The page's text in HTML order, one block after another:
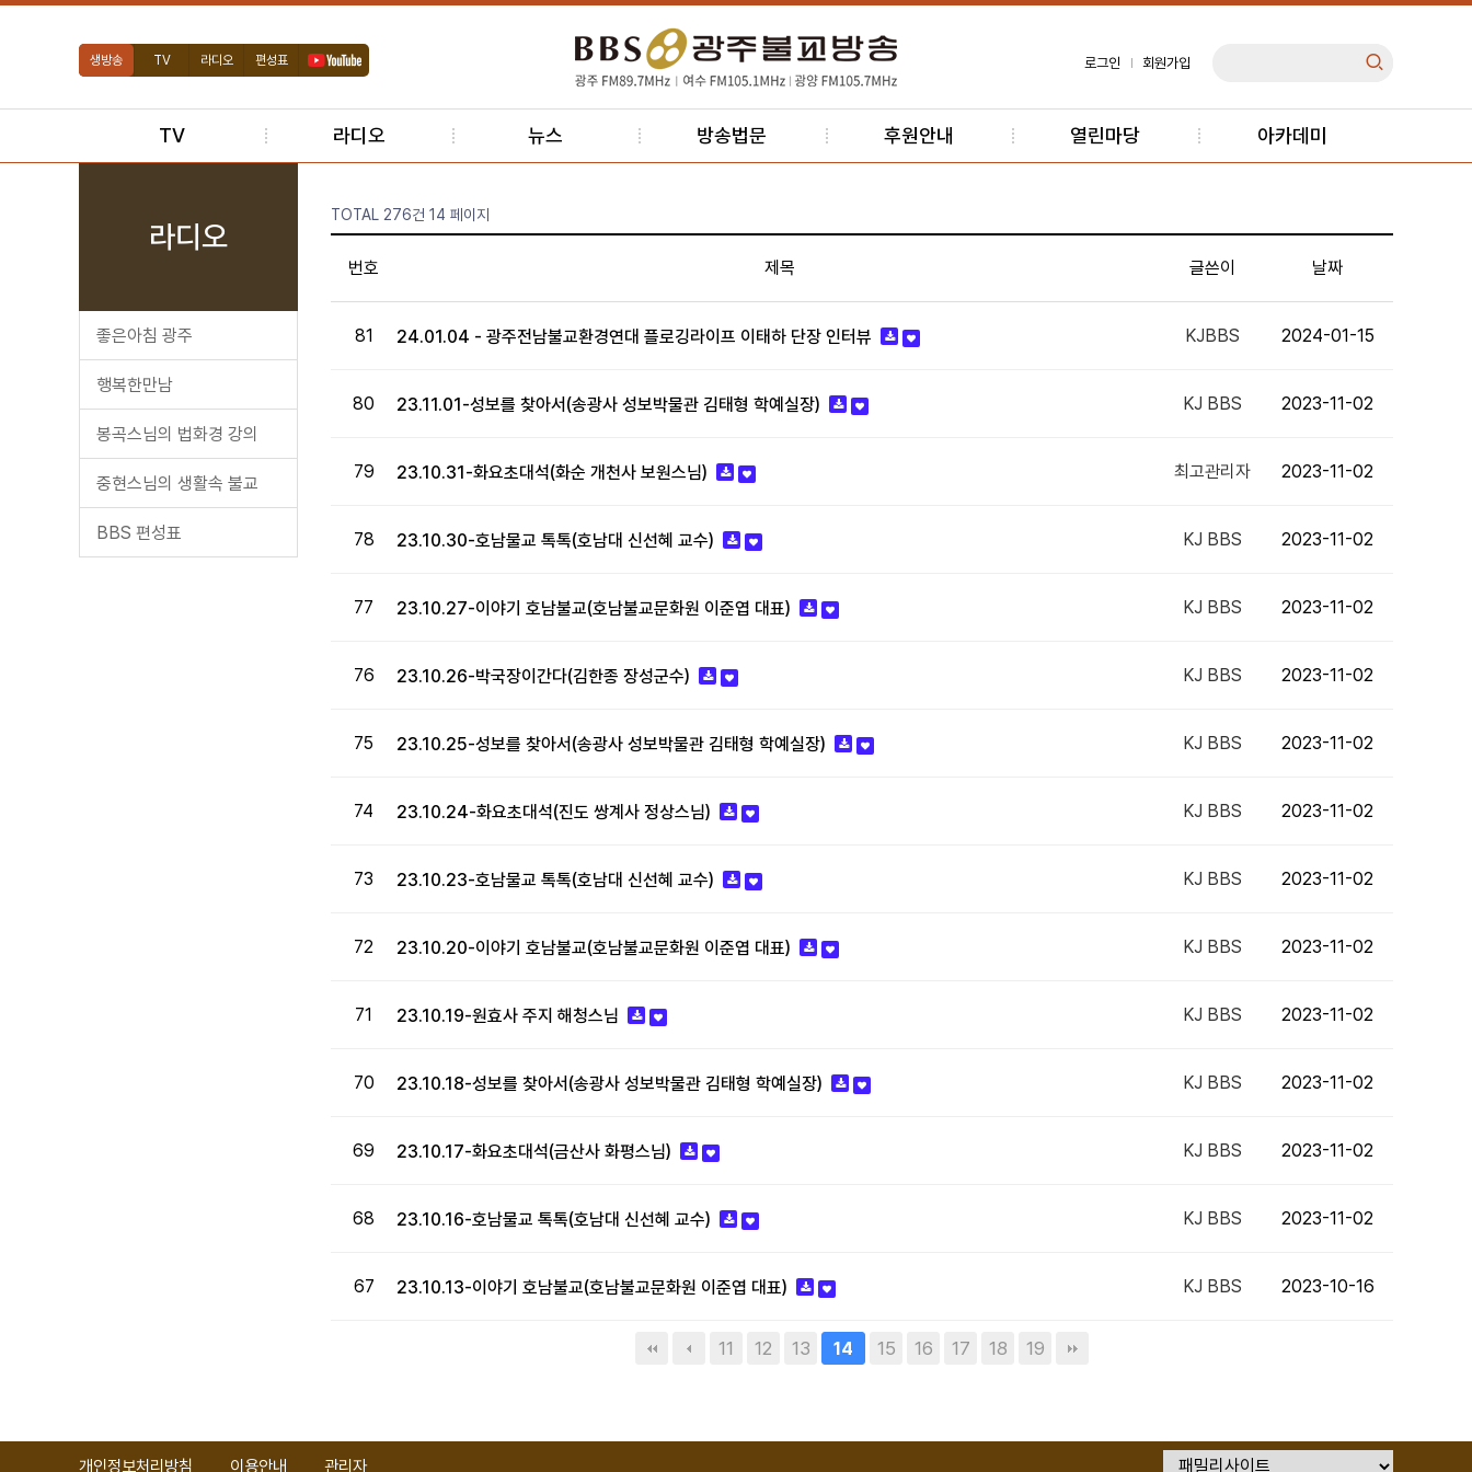
생방송 TV 라디오 편성표 로그인 회원가입
TV 라디오 뉴스 방송법문 후원안내 열린마당 아카데미
라디오
좋은아침 광주
행복한만남
봉곡스님의 법화경 강의
중현스님의 생활속 불교
BBS 편성표
TOTAL 276건 14 페이지
번호 제목 글쓴이 날짜
81 24.01.04 - 광주전남불교환경연대 플로깅라이프 이태하 단장 인터뷰 KJBBS 2024-01-15
80 23.11.01-성보를 찾아서(송광사 성보박물관 김태형 학예실장) KJ BBS 2023-11-02
79 23.10.31-화요초대석(화순 개천사 보원스님) 최고관리자 2023-11-02
78 23.10.30-호남물교 톡톡(호남대 신선혜 교수) KJ BBS 2023-11-02
77 23.10.27-이야기 호남불교(호남불교문화원 이준엽 대표) KJ BBS 2023-11-02
76 23.10.26-박국장이간다(김한종 장성군수) KJ BBS 2023-11-02
75 23.10.25-성보를 찾아서(송광사 성보박물관 김태형 학예실장) KJ BBS 2023-11-02
74 23.10.24-화요초대석(진도 쌍계사 정상스님) KJ BBS 2023-11-02
73 23.10.23-호남물교 톡톡(호남대 신선혜 교수) KJ BBS 2023-11-02
72 23.10.20-이야기 호남불교(호남불교문화원 이준엽 대표) KJ BBS 2023-11-02
71 23.10.19-원효사 주지 해청스님 KJ BBS 2023-11-02
70 23.10.18-성보를 찾아서(송광사 성보박물관 김태형 학예실장) KJ BBS 2023-11-02
69 23.10.17-화요초대석(금산사 화평스님) KJ BBS 2023-11-02
68 23.10.16-호남물교 톡톡(호남대 신선혜 교수) KJ BBS 2023-11-02
67 23.10.13-이야기 호남불교(호남불교문화원 이준엽 대표) KJ BBS 2023-10-16
11 12 13 14 15 16 17 18 19
개인정보처리방침 이용안내 관리자